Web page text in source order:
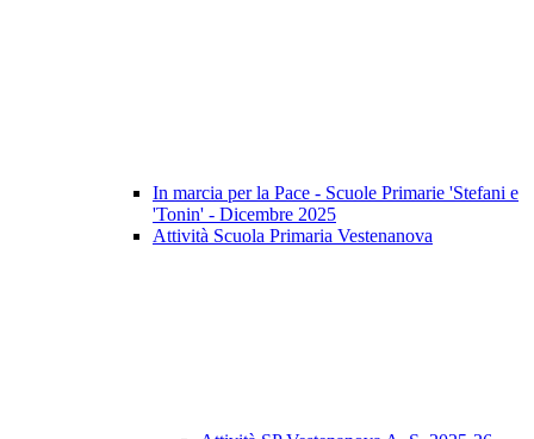
In marcia per la Pace - Scuole Primarie 'Stefani e
'Tonin' - Dicembre 2025
Attività Scuola Primaria Vestenanova